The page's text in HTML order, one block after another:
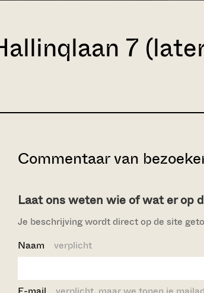
7
Commentaar van
Laat ons weten wie of wat er op
Je beschrijving wordt direct op de site
Naam verplicht